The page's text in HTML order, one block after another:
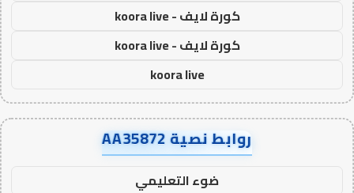
كورة لايف - koora live
كورة لايف - koora live
koora live
روابط نصية AA35872
ضوء التعليمي